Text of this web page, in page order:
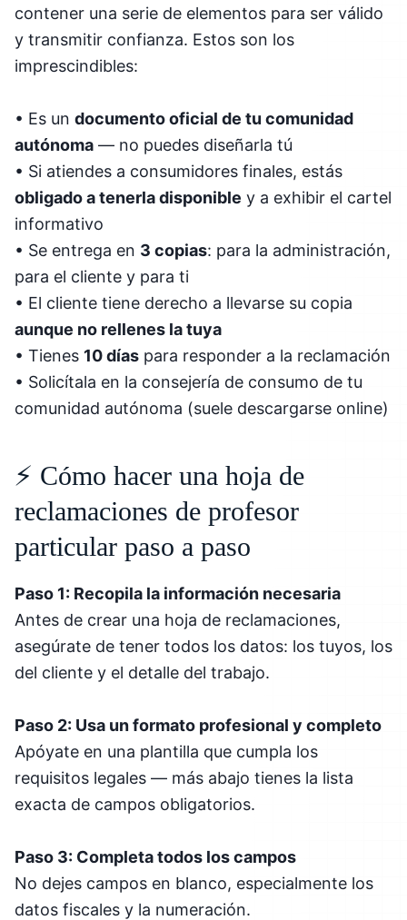
contener una serie de elementos para ser válido
y transmitir confianza. Estos son los
imprescindibles:
• Es un documento oficial de tu comunidad
autónoma — no puedes diseñarla tú
• Si atiendes a consumidores finales, estás
obligado a tenerla disponible y a exhibir el cartel
informativo
• Se entrega en 3 copias: para la administración,
para el cliente y para ti
• El cliente tiene derecho a llevarse su copia
aunque no rellenes la tuya
• Tienes 10 días para responder a la reclamación
• Solicítala en la consejería de consumo de tu
comunidad autónoma (suele descargarse online)
⚡ Cómo hacer una hoja de
reclamaciones de profesor
particular paso a paso
Paso 1: Recopila la información necesaria
Antes de crear una hoja de reclamaciones,
asegúrate de tener todos los datos: los tuyos, los
del cliente y el detalle del trabajo.
Paso 2: Usa un formato profesional y completo
Apóyate en una plantilla que cumpla los
requisitos legales — más abajo tienes la lista
exacta de campos obligatorios.
Paso 3: Completa todos los campos
No dejes campos en blanco, especialmente los
datos fiscales y la numeración.